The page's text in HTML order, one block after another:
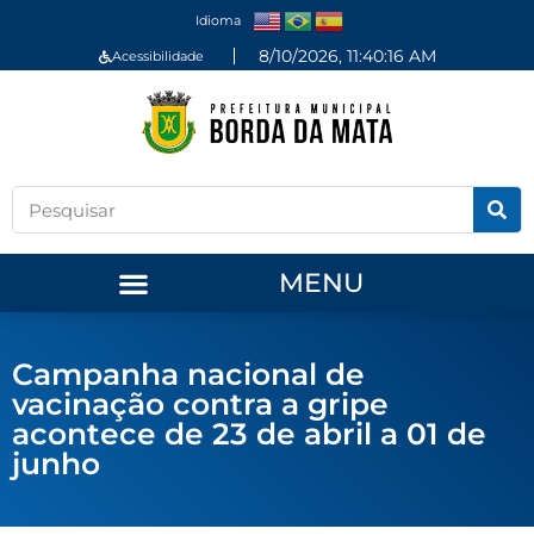
Idioma
Acessibilidade 8/10/2026, 11:40:17 AM
MENU
Campanha nacional de
vacinação contra a gripe
acontece de 23 de abril a 01 de
junho